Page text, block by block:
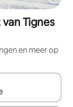
Tignes
en meer op
je een keuze